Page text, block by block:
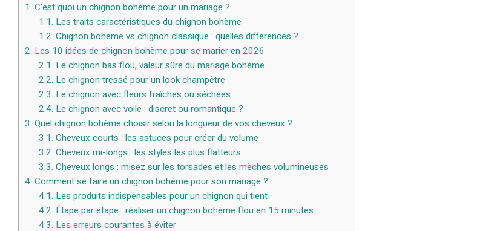
1. C’est quoi un chignon bohème pour un mariage ?
1.1. Les traits caractéristiques du chignon bohème
1.2. Chignon bohème vs chignon classique : quelles différences ?
2. Les 10 idées de chignon bohème pour se marier en 2026
2.1. Le chignon bas flou, valeur sûre du mariage bohème
2.2. Le chignon tressé pour un look champêtre
2.3. Le chignon avec fleurs fraîches ou séchées
2.4. Le chignon avec voile : discret ou romantique ?
3. Quel chignon bohème choisir selon la longueur de vos cheveux ?
3.1. Cheveux courts : les astuces pour créer du volume
3.2. Cheveux mi-longs : les styles les plus flatteurs
3.3. Cheveux longs : misez sur les torsades et les mèches volumineuses
4. Comment se faire un chignon bohème pour son mariage ?
4.1. Les produits indispensables pour un chignon qui tient
4.2. Étape par étape : réaliser un chignon bohème flou en 15 minutes
4.3. Les erreurs courantes à éviter